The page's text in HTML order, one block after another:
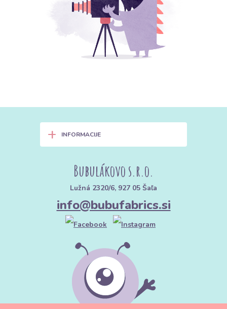
+ INFORMACIJE
Bubulákovo s.r.o.
Lužná 2320/6, 927 05 Šaľa
info@bubufabrics.si